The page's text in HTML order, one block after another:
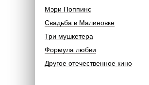
Мэри Поппинс
Свадьба в Малиновке
Три мушкетера
Формула любви
Другое отечественное кино